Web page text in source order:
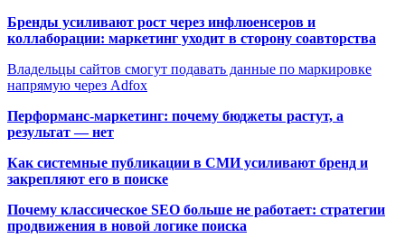
Бренды усиливают рост через инфлюенсеров и
коллаборации: маркетинг уходит в сторону соавторства
Владельцы сайтов смогут подавать данные по маркировке
напрямую через Adfox
Перформанс-маркетинг: почему бюджеты растут, а
результат — нет
Как системные публикации в СМИ усиливают бренд и
закрепляют его в поиске
Почему классическое SEO больше не работает: стратегии
продвижения в новой логике поиска